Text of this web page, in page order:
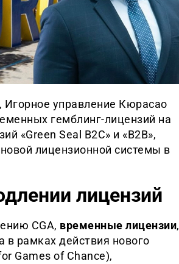
управление Кюрасао
гемблинг-лицензий на
«Green Seal B2C» и «B2B»,
лицензионной системы в
лицензий
CGA, временные лицензии,
в рамках действия нового
Games of Chance),